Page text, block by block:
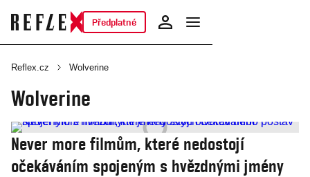
Předplatné
Reflex.cz Wolverine
Wolverine
Never more filmům, které nedostojí
očekáváním spojeným s hvězdnými jmény